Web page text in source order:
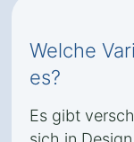
Welche
es?
Es gibt